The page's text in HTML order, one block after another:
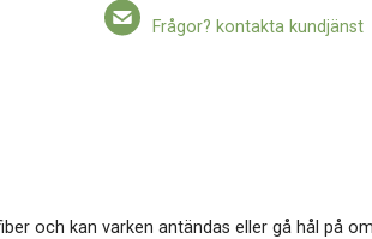
Frågor? kontakta kundjänst
och kan varken antändas eller gå hål på